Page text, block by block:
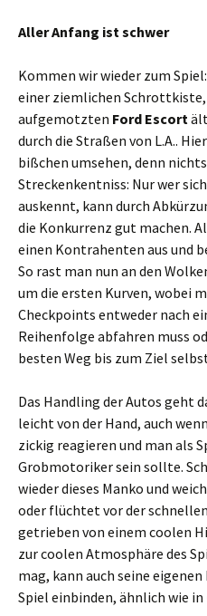
Aller Anfang ist schwer
Kommen wir wieder zum
einer ziemlichen Schrottkiste,
aufgemotzten Ford Escort
durch die Straßen von L.A..
bißchen umsehen, denn
Streckenkentniss: Nur wer
auskennt, kann durch
die Konkurrenz gut machen.
einen Kontrahenten aus und
So rast man nun an den
um die ersten Kurven, wobei
Checkpoints entweder nach
Reihenfolge abfahren muss
besten Weg bis zum Ziel
Das Handling der Autos geht
leicht von der Hand, auch
zickig reagieren und man als
Grobmotoriker sein sollte.
wieder dieses Manko und
oder flüchtet vor der
getrieben von einem coolen
zur coolen Atmosphäre des
mag, kann auch seine
Spiel einbinden, ähnlich wie in